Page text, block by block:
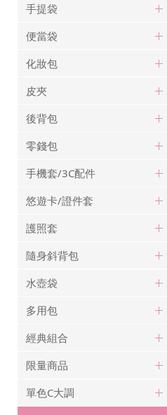
手提袋
便當袋
化妝包
皮夾
後背包
零錢包
手機套/3C配件
悠遊卡/證件套
護照套
隨身斜背包
水壺袋
多用包
經典組合
限量商品
單色C大調